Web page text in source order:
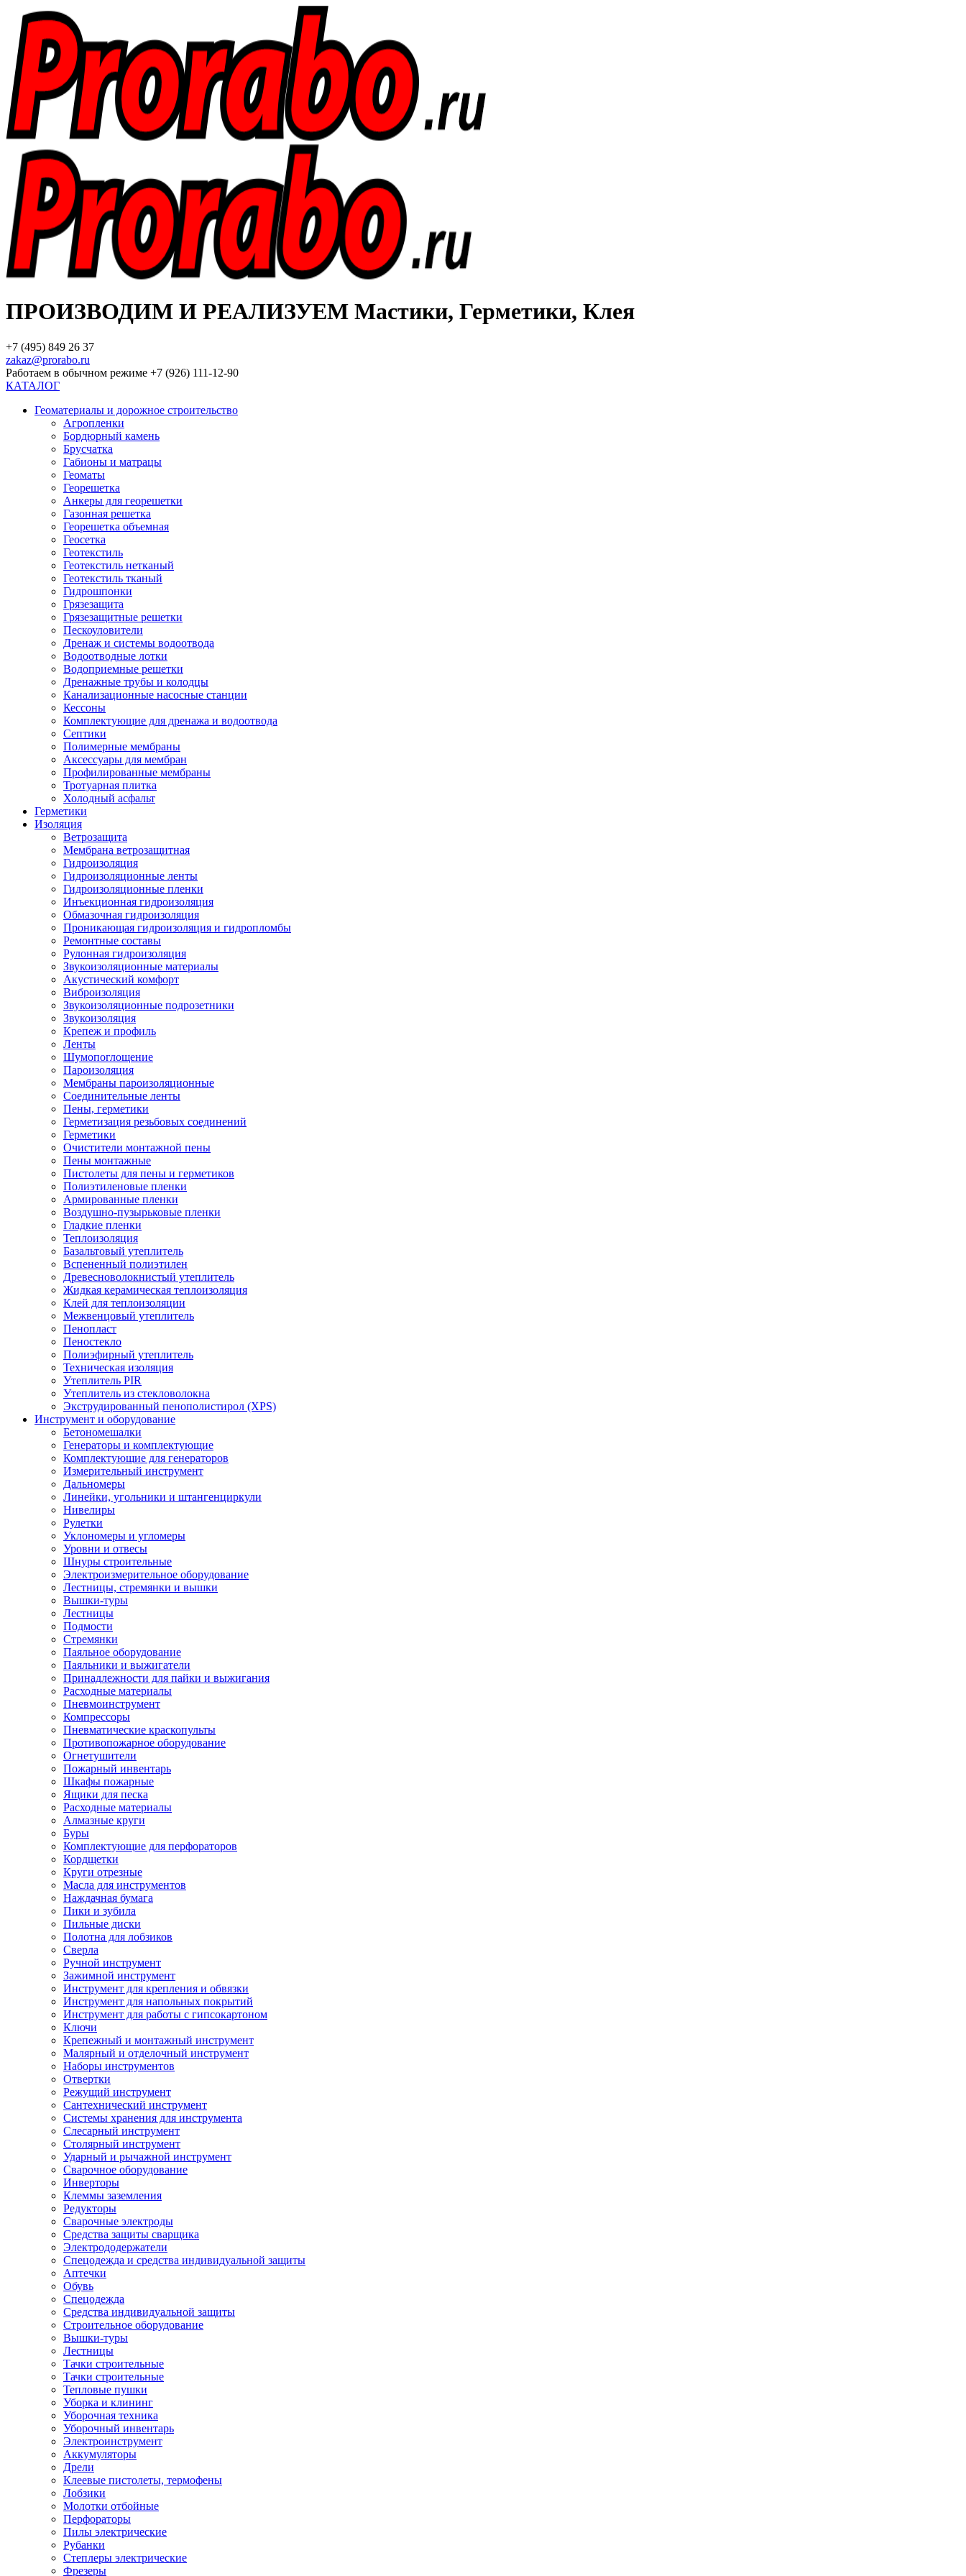
ПРОИЗВОДИМ И РЕАЛИЗУЕМ Мастики, Герметики, Клея
+7 (495) 849 26 37
zakaz@prorabo.ru
Работаем в обычном режиме +7 (926) 111-12-90
КАТАЛОГ
Геоматериалы и дорожное строительство
Агропленки
Бордюрный камень
Брусчатка
Габионы и матрацы
Геоматы
Георешетка
Анкеры для георешетки
Газонная решетка
Георешетка объемная
Геосетка
Геотекстиль
Геотекстиль нетканый
Геотекстиль тканый
Гидрошпонки
Грязезащита
Грязезащитные решетки
Пескоуловители
Дренаж и системы водоотвода
Водоотводные лотки
Водоприемные решетки
Дренажные трубы и колодцы
Канализационные насосные станции
Кессоны
Комплектующие для дренажа и водоотвода
Септики
Полимерные мембраны
Аксессуары для мембран
Профилированные мембраны
Тротуарная плитка
Холодный асфальт
Герметики
Изоляция
Ветрозащита
Мембрана ветрозащитная
Гидроизоляция
Гидроизоляционные ленты
Гидроизоляционные пленки
Инъекционная гидроизоляция
Обмазочная гидроизоляция
Проникающая гидроизоляция и гидропломбы
Ремонтные составы
Рулонная гидроизоляция
Звукоизоляционные материалы
Акустический комфорт
Виброизоляция
Звукоизоляционные подрозетники
Звукоизоляция
Крепеж и профиль
Ленты
Шумопоглощение
Пароизоляция
Мембраны пароизоляционные
Соединительные ленты
Пены, герметики
Герметизация резьбовых соединений
Герметики
Очистители монтажной пены
Пены монтажные
Пистолеты для пены и герметиков
Полиэтиленовые пленки
Армированные пленки
Воздушно-пузырьковые пленки
Гладкие пленки
Теплоизоляция
Базальтовый утеплитель
Вспененный полиэтилен
Древесноволокнистый утеплитель
Жидкая керамическая теплоизоляция
Клей для теплоизоляции
Межвенцовый утеплитель
Пенопласт
Пеностекло
Полиэфирный утеплитель
Техническая изоляция
Утеплитель PIR
Утеплитель из стекловолокна
Экструдированный пенополистирол (XPS)
Инструмент и оборудование
Бетономешалки
Генераторы и комплектующие
Комплектующие для генераторов
Измерительный инструмент
Дальномеры
Линейки, угольники и штангенциркули
Нивелиры
Рулетки
Уклономеры и угломеры
Уровни и отвесы
Шнуры строительные
Электроизмерительное оборудование
Лестницы, стремянки и вышки
Вышки-туры
Лестницы
Подмости
Стремянки
Паяльное оборудование
Паяльники и выжигатели
Принадлежности для пайки и выжигания
Расходные материалы
Пневмоинструмент
Компрессоры
Пневматические краскопульты
Противопожарное оборудование
Огнетушители
Пожарный инвентарь
Шкафы пожарные
Ящики для песка
Расходные материалы
Алмазные круги
Буры
Комплектующие для перфораторов
Кордщетки
Круги отрезные
Масла для инструментов
Наждачная бумага
Пики и зубила
Пильные диски
Полотна для лобзиков
Сверла
Ручной инструмент
Зажимной инструмент
Инструмент для крепления и обвязки
Инструмент для напольных покрытий
Инструмент для работы с гипсокартоном
Ключи
Крепежный и монтажный инструмент
Малярный и отделочный инструмент
Наборы инструментов
Отвертки
Режущий инструмент
Сантехнический инструмент
Системы хранения для инструмента
Слесарный инструмент
Столярный инструмент
Ударный и рычажной инструмент
Сварочное оборудование
Инверторы
Клеммы заземления
Редукторы
Сварочные электроды
Средства защиты сварщика
Электрододержатели
Спецодежда и средства индивидуальной защиты
Аптечки
Обувь
Спецодежда
Средства индивидуальной защиты
Строительное оборудование
Вышки-туры
Лестницы
Тачки строительные
Тачки строительные
Тепловые пушки
Уборка и клининг
Уборочная техника
Уборочный инвентарь
Электроинструмент
Аккумуляторы
Дрели
Клеевые пистолеты, термофены
Лобзики
Молотки отбойные
Перфораторы
Пилы электрические
Рубанки
Степлеры электрические
Фрезеры